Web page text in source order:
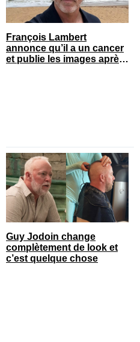
François Lambert
annonce qu’il a un cancer
et publie les images après
Guy Jodoin change
complètement de look et
c’est quelque chose